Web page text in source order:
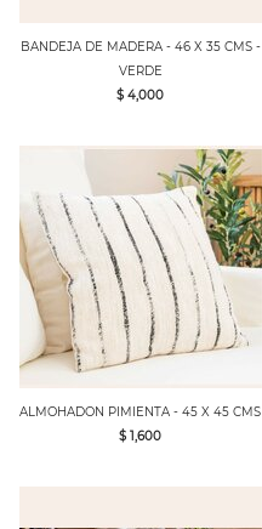
BANDEJA DE MADERA - 46 X 35 CMS -
VERDE
$ 4,000
ALMOHADON PIMIENTA - 45 X 45 CMS
$ 1,600